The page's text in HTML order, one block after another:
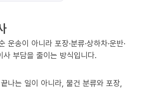
운송이 아니라 포장·분류·상하차·운반·
부담을 줄이는 방식입니다.
나는 일이 아니라, 물건 분류와 포장,